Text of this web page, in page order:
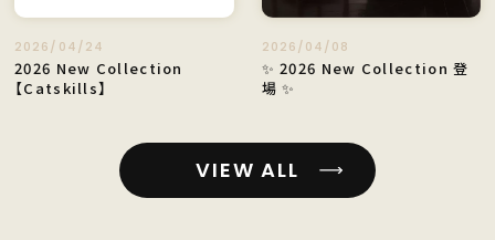
2026/04/24
2026 New Collection
【Catskills】
2026/04/08
✨ 2026 New Collection 登
場 ✨
VIEW ALL